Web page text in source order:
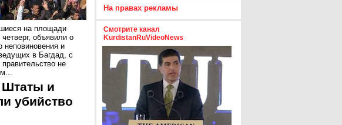
на площади
объявили о
неповиновения и
в Багдад, с
не
и
убийство
На правах рекламы
Смотрите канал
KurdistanRuVideoNews